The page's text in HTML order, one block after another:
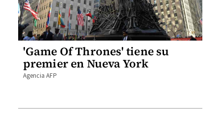
'Game Of Thrones' tiene su
premier en Nueva York
Agencia AFP